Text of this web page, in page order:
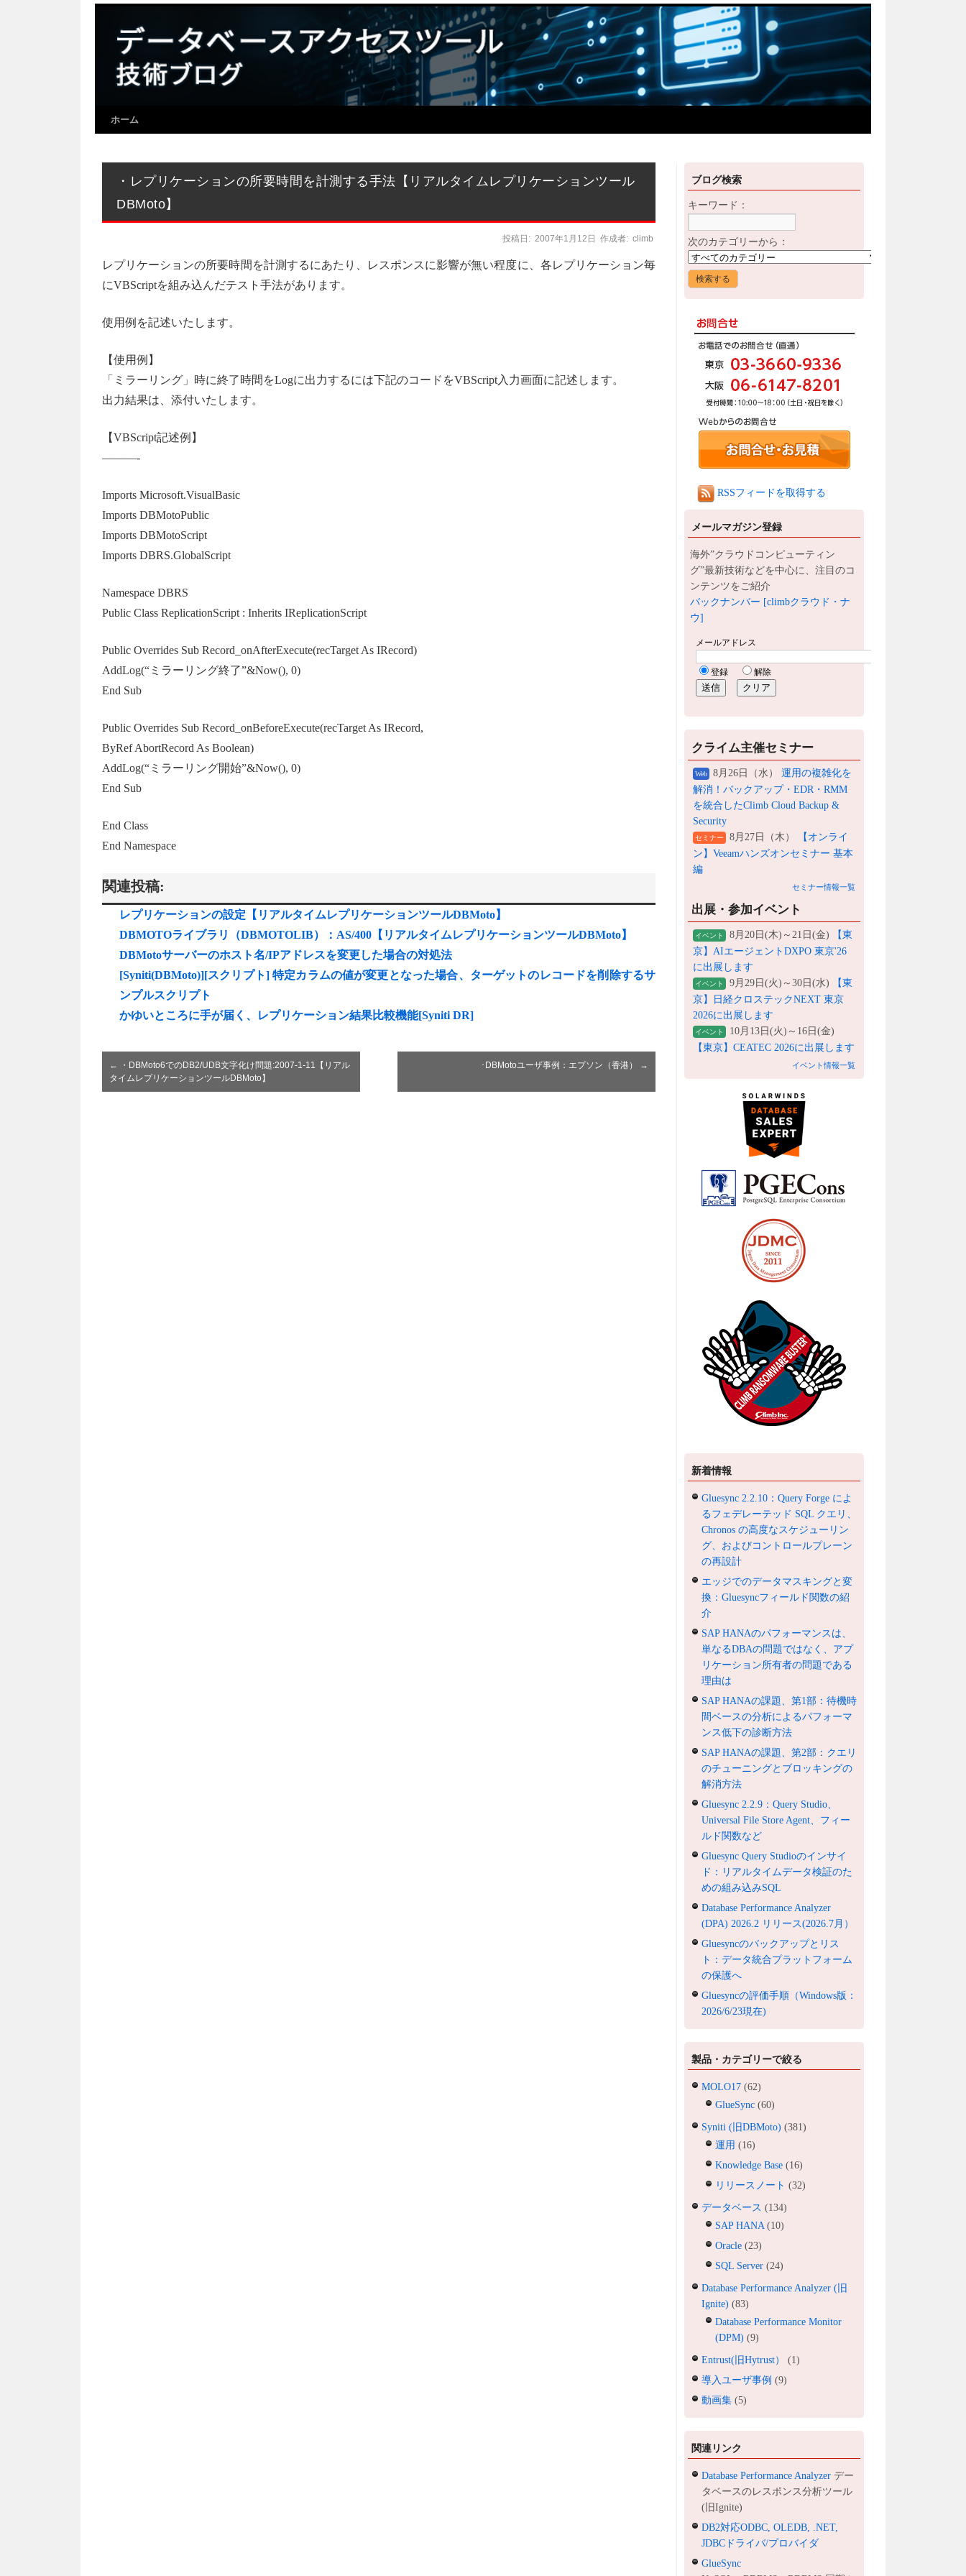
ホーム
・レプリケーションの所要時間を計測する手法【リアルタイムレプリケーションツール
DBMoto】
投稿日: 2007年1月12日 作成者: climb
レプリケーションの所要時間を計測するにあたり、レスポンスに影響が無い程度に、各レプリケーション毎
にVBScriptを組み込んだテスト手法があります。
使用例を記述いたします。
【使用例】
「ミラーリング」時に終了時間をLogに出力するには下記のコードをVBScript入力画面に記述します。
出力結果は、添付いたします。
【VBScript記述例】
———-
Imports Microsoft.VisualBasic
Imports DBMotoPublic
Imports DBMotoScript
Imports DBRS.GlobalScript
Namespace DBRS
Public Class ReplicationScript : Inherits IReplicationScript
Public Overrides Sub Record_onAfterExecute(recTarget As IRecord)
AddLog(“ミラーリング終了”&Now(), 0)
End Sub
Public Overrides Sub Record_onBeforeExecute(recTarget As IRecord,
ByRef AbortRecord As Boolean)
AddLog(“ミラーリング開始”&Now(), 0)
End Sub
End Class
End Namespace
関連投稿:
レプリケーションの設定【リアルタイムレプリケーションツールDBMoto】
DBMOTOライブラリ（DBMOTOLIB）：AS/400【リアルタイムレプリケーションツールDBMoto】
DBMotoサーバーのホスト名/IPアドレスを変更した場合の対処法
[Syniti(DBMoto)][スクリプト] 特定カラムの値が変更となった場合、ターゲットのレコードを削除するサ
ンプルスクリプト
かゆいところに手が届く、レプリケーション結果比較機能[Syniti DR]
←
・DBMoto6でのDB2/UDB文字化け問題:2007-1-11【リアル
タイムレプリケーションツールDBMoto】
･DBMotoユーザ事例：エプソン（香港） →
ブログ検索
キーワード：
次のカテゴリーから：
RSSフィードを取得する
メールマガジン登録
海外”クラウドコンピューティン
グ”最新技術などを中心に、注目のコ
ンテンツをご紹介
バックナンバー [climbクラウド・ナ
ウ]
クライム主催セミナー
Web 8月26日（水） 運用の複雑化を
解消！バックアップ・EDR・RMM
を統合したClimb Cloud Backup &
Security
セミナー 8月27日（木）
【オンライ
ン】Veeamハンズオンセミナー 基本
編
セミナー情報一覧
出展・参加イベント
イベント 8月20日(木)～21日(金)
【東
京】AIエージェントDXPO 東京'26
に出展します
イベント 9月29日(火)～30日(水)
【東
京】日経クロステックNEXT 東京
2026に出展します
イベント
10月13日(火)～16日(金)
【東京】CEATEC 2026に出展します
イベント情報一覧
新着情報
Gluesync 2.2.10：Query Forge によ
るフェデレーテッド SQL クエリ、
Chronos の高度なスケジューリン
グ、およびコントロールプレーン
の再設計
エッジでのデータマスキングと変
換：Gluesyncフィールド関数の紹
介
SAP HANAのパフォーマンスは、
単なるDBAの問題ではなく、アプ
リケーション所有者の問題である
理由は
SAP HANAの課題、第1部：待機時
間ベースの分析によるパフォーマ
ンス低下の診断方法
SAP HANAの課題、第2部：クエリ
のチューニングとブロッキングの
解消方法
Gluesync 2.2.9：Query Studio、
Universal File Store Agent、フィー
ルド関数など
Gluesync Query Studioのインサイ
ド：リアルタイムデータ検証のた
めの組み込みSQL
Database Performance Analyzer
(DPA) 2026.2 リリース(2026.7月）
Gluesyncのバックアップとリス
ト：データ統合プラットフォーム
の保護へ
Gluesyncの評価手順（Windows版：
2026/6/23現在)
製品・カテゴリーで絞る
MOLO17 (62)
GlueSync (60)
Syniti (旧DBMoto) (381)
運用 (16)
Knowledge Base (16)
リリースノート (32)
データベース (134)
SAP HANA (10)
Oracle (23)
SQL Server (24)
Database Performance Analyzer (旧
Ignite) (83)
Database Performance Monitor
(DPM) (9)
Entrust(旧Hytrust）
(1)
導入ユーザ事例 (9)
動画集 (5)
関連リンク
Database Performance Analyzer デー
タベースのレスポンス分析ツール
(旧Ignite)
DB2対応ODBC, OLEDB, .NET,
JDBCドライバ/プロバイダ
GlueSync